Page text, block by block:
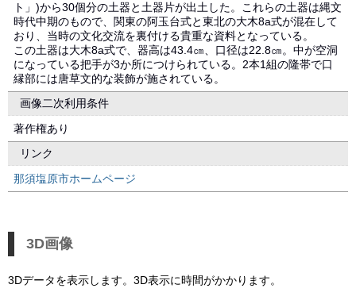
ト」)から30個分の土器と土器片が出土した。これらの土器は縄文
時代中期のもので、関東の阿玉台式と東北の大木8a式が混在して
おり、当時の文化交流を裏付ける貴重な資料となっている。
この土器は大木8a式で、器高は43.4㎝、口径は22.8㎝。中が空洞
になっている把手が3か所につけられている。2本1組の隆帯で口
縁部には唐草文的な装飾が施されている。
画像二次利用条件
著作権あり
リンク
那須塩原市ホームページ
3D画像
3Dデータを表示します。3D表示に時間がかかります。